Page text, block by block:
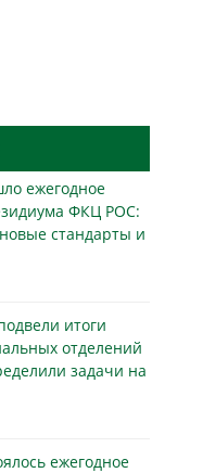
ежегодное
ФКЦ РОС:
стандарты и
итоги
отделений
задачи на
ежегодное